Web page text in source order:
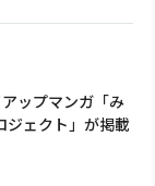
ップマンガ「み
ジェクト」が掲載